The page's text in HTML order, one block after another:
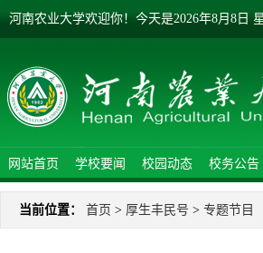
河南农业大学欢迎你！ 今天是2026年8月8日
网站首页 学校要闻 校园动态 校务公告
当前位置： 首页 > 厚生丰民号 > 专题节目